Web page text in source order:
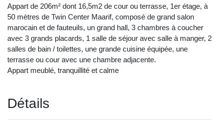
Appart de 206m² dont 16,5m2 de cour ou terrasse, 1er étage, à
50 mètres de Twin Center Maarif, composé de grand salon
marocain et de fauteuils, un grand hall, 3 chambres à coucher
avec 3 grands placards, 1 salle de séjour avec salle à manger, 2
salles de bain / toilettes, une grande cuisine équipée, une
terrasse ou cour avec une chambre adjacente.
Appart meublé, tranquillité et calme
Détails